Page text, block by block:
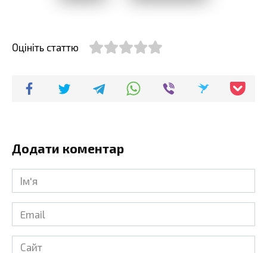
Оцініть статтю
Додати коментар
Ім'я
Email
Сайт